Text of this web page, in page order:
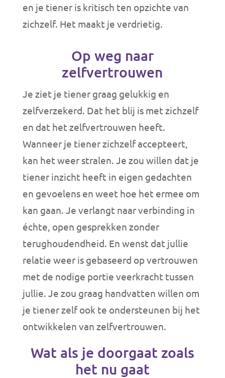
en je tiener is kritisch ten opzichte van
zichzelf. Het maakt je verdrietig.
Op weg naar
zelfvertrouwen
Je ziet je tiener graag gelukkig en
zelfverzekerd. Dat het blij is met zichzelf
en dat het zelfvertrouwen heeft.
Wanneer je tiener zichzelf accepteert,
kan het weer stralen. Je zou willen dat je
tiener inzicht heeft in eigen gedachten
en gevoelens en weet hoe het ermee om
kan gaan. Je verlangt naar verbinding in
échte, open gesprekken zonder
terughoudendheid. En wenst dat jullie
relatie weer is gebaseerd op vertrouwen
met de nodige portie veerkracht tussen
jullie. Je zou graag handvatten willen om
je tiener zelf ook te ondersteunen bij het
ontwikkelen van zelfvertrouwen.
Wat als je doorgaat zoals
het nu gaat